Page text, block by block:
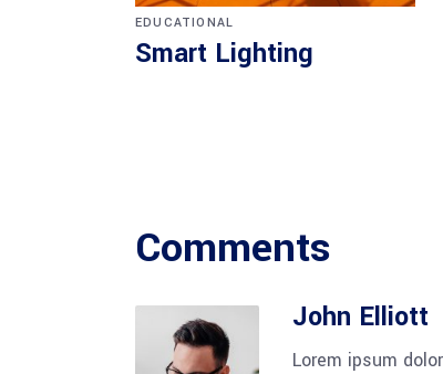
EDUCATIONAL
Smart Lighting
Comments
John Elliott
Lorem ipsum